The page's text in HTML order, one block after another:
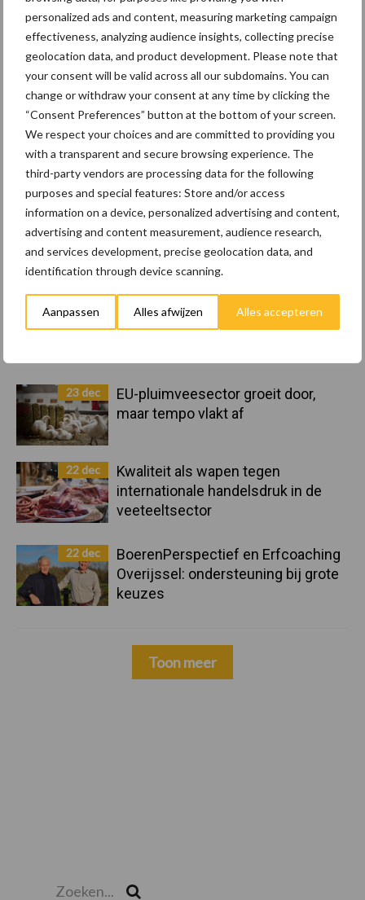
personalized ads and content, measuring marketing campaign
effectiveness, analyzing audience insights, collecting precise
geolocation data, and product development. Please note that
your consent will be valid across all our subdomains. You can
change or withdraw your consent at any time by clicking the
“Consent Preferences” button at the bottom of your screen.
We respect your choices and are committed to providing you
with a transparent and secure browsing experience. The
third-party vendors are processing data for the following
purposes and special features: Store and/or access
information on a device, personalized advertising and content,
advertising and content measurement, audience research,
and services development, precise geolocation data, and
identification through device scanning.
Aanpassen Alles afwijzen Alles accepteren
Primaire
Sidebar
Recent nieuws Partner nieuws
8 jan
Belastingdienst publiceert
Landelijke Landbouwnormen 2025
23 dec
10 praktisch tips om je voor te
bereiden op mogelijke uitval van het
23 dec
EU-pluimveesector groeit door,
maar tempo vlakt af
22 dec
Kwaliteit als wapen tegen
internationale handelsdruk in de
veeteeltsector
22 dec
BoerenPerspectief en Erfcoaching
Overijssel: ondersteuning bij grote
keuzes
Toon meer
Pluimveerechten Stikstof
Toon meer